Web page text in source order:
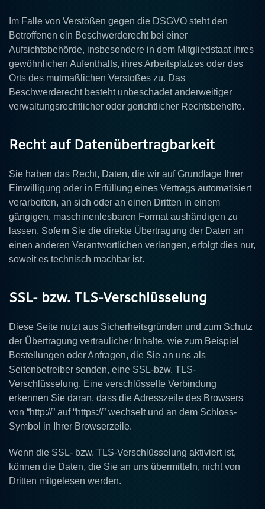
Im Falle von Verstößen gegen die DSGVO steht den
Betroffenen ein Beschwerderecht bei einer
Aufsichtsbehörde, insbesondere in dem Mitgliedstaat ihres
gewöhnlichen Aufenthalts, ihres Arbeitsplatzes oder des
Orts des mutmaßlichen Verstoßes zu. Das
Beschwerderecht besteht unbeschadet anderweitiger
verwaltungsrechtlicher oder gerichtlicher Rechtsbehelfe.
Recht auf Datenübertragbarkeit
Sie haben das Recht, Daten, die wir auf Grundlage Ihrer
Einwilligung oder in Erfüllung eines Vertrags automatisiert
verarbeiten, an sich oder an einen Dritten in einem
gängigen, maschinenlesbaren Format aushändigen zu
lassen. Sofern Sie die direkte Übertragung der Daten an
einen anderen Verantwortlichen verlangen, erfolgt dies nur,
soweit es technisch machbar ist.
SSL- bzw. TLS-Verschlüsselung
Diese Seite nutzt aus Sicherheitsgründen und zum Schutz
der Übertragung vertraulicher Inhalte, wie zum Beispiel
Bestellungen oder Anfragen, die Sie an uns als
Seitenbetreiber senden, eine SSL-bzw. TLS-
Verschlüsselung. Eine verschlüsselte Verbindung
erkennen Sie daran, dass die Adresszeile des Browsers
von “http://” auf “https://” wechselt und an dem Schloss-
Symbol in Ihrer Browserzeile.
Wenn die SSL- bzw. TLS-Verschlüsselung aktiviert ist,
können die Daten, die Sie an uns übermitteln, nicht von
Dritten mitgelesen werden.